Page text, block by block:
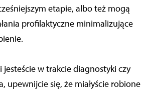
etapie, albo też mogą
profilaktyczne minimalizujące
jesteście w trakcie diagnostyki czy
upewnijcie się, że miałyście robione